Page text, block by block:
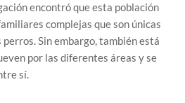
encontró que esta población
complejas que son únicas
Sin embargo, también está
por las diferentes áreas y se
sí.